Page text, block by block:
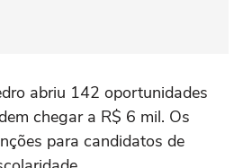
abriu 142 oportunidades
chegar a R$ 6 mil. Os
para candidatos de